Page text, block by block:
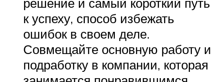
к успеху, способ избежать
ошибок в своем деле.
Совмещайте основную работу и
подработку в компании, которая